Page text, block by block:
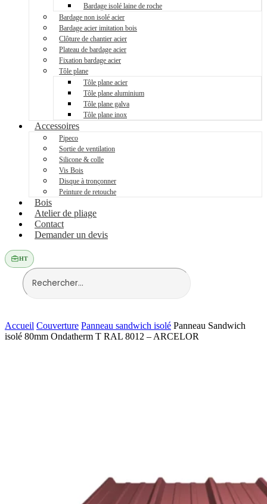
Bardage isolé laine de roche
Bardage non isolé acier
Bardage acier imitation bois
Clôture de chantier acier
Plateau de bardage acier
Fixation bardage acier
Tôle plane
Tôle plane acier
Tôle plane aluminium
Tôle plane galva
Tôle plane inox
Accessoires
Pipeco
Sortie de ventilation
Silicone & colle
Vis Bois
Disque à tronçonner
Peinture de retouche
Bois
Atelier de pliage
Contact
Demander un devis
HT
Accueil Couverture Panneau sandwich isolé Panneau Sandwich
isolé 80mm Ondatherm T RAL 8012 – ARCELOR